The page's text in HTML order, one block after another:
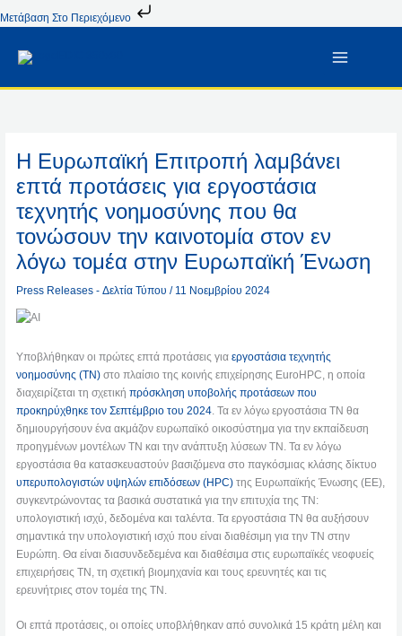
Μετάβαση Στο Περιεχόμενο
Στο
Η Ευρωπαϊκή Επιτροπή λαμβάνει
επτά προτάσεις για εργοστάσια
τεχνητής νοημοσύνης που θα
τονώσουν την καινοτομία στον εν
λόγω τομέα στην Ευρωπαϊκή Ένωση
Press Releases - Δελτία Τύπου / 11 Νοεμβρίου 2024
Υποβλήθηκαν οι πρώτες επτά προτάσεις γιαεργοστάσια τεχνητής
νοημοσύνης (ΤΝ) στο πλαίσιο της κοινής επιχείρησης EuroHPC, η οποία
διαχειρίζεται τη σχετικήπρόσκληση υποβολής προτάσεων που
προκηρύχθηκε τον Σεπτέμβριο του 2024. Τα εν λόγω εργοστάσια ΤΝ θα
δημιουργήσουν ένα ακμάζον ευρωπαϊκό οικοσύστημα για την εκπαίδευση
προηγμένων μοντέλων ΤΝ και την ανάπτυξη λύσεων ΤΝ. Τα εν λόγω
εργοστάσια θα κατασκευαστούν βασιζόμενα στο παγκόσμιας κλάσης δίκτυο
υπερυπολογιστών υψηλών επιδόσεων (HPC) της Ευρωπαϊκής Ένωσης (ΕΕ),
συγκεντρώνοντας τα βασικά συστατικά για την επιτυχία της ΤΝ:
υπολογιστική ισχύ, δεδομένα και ταλέντα. Τα εργοστάσια ΤΝ θα αυξήσουν
σημαντικά την υπολογιστική ισχύ που είναι διαθέσιμη για την ΤΝ στην
Ευρώπη. Θα είναι διασυνδεδεμένα και διαθέσιμα στις ευρωπαϊκές νεοφυείς
επιχειρήσεις TN, τη σχετική βιομηχανία και τους ερευνητές και τις
ερευνήτριες στον τομέα της ΤΝ.
Οι επτά προτάσεις, οι οποίες υποβλήθηκαν από συνολικά 15 κράτη μέλη και